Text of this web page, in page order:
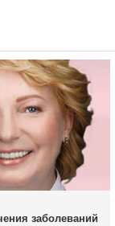
заболеваний